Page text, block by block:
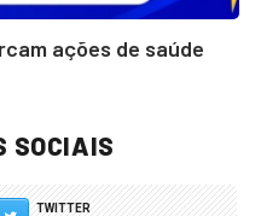
ações de saúde
SOCIAIS
TWITTER